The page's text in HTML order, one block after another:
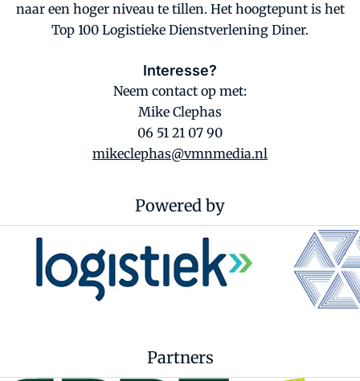
naar een hoger niveau te tillen. Het hoogtepunt is het
Top 100 Logistieke Dienstverlening Diner.
Interesse?
Neem contact op met:
Mike Clephas
06 51 21 07 90
mikeclephas@vmnmedia.nl
Powered by
Partners